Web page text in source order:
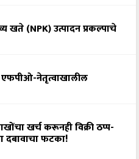
खते (NPK) उत्पादन प्रकल्पाचे
एफपीओ-नेतृत्वाखालील
खर्च करूनही विक्री ठप्प-
दबावाचा फटका!